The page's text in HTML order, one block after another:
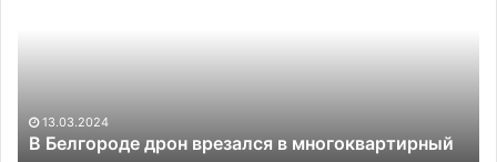
13.03.2024
В Белгороде дрон врезался в многоквартирный